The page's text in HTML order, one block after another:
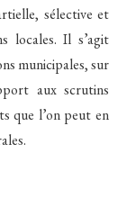
sélective et
locales. Il s’agit
municipales, sur
aux scrutins
que l’on peut en